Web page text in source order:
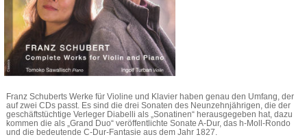
Franz Schuberts Werke für Violine und Klavier haben genau den Umfang, der
auf zwei CDs passt. Es sind die drei Sonaten des Neunzehnjährigen, die der
geschäftstüchtige Verleger Diabelli als „Sonatinen“ herausgegeben hat, dazu
kommen die als „Grand Duo“ veröffentlichte Sonate A-Dur, das h-Moll-Rondo
und die bedeutende C-Dur-Fantasie aus dem Jahr 1827.